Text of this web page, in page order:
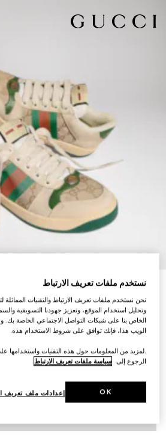
Virtual Try-On
€ 1.025
نستخدم ملفات تعريف الارتباط
نحن نستخدم ملفات تعريف الارتباط والتقنيات المماثلة
وتحليل استخدام الموقع، وتعزيز جهودنا التسويقية
الخاص بنا على شبكات التواصل الاجتماعي الخاصة بك.
الويب هذا، فإنك توافق على شروط الاستخدام هذه.
.لمزيد من المعلومات حول هذه التقنيات واستخدامها
الرجوع إلى سياسة ملفات تعريف الارتباط
إعدادات ملف تعريف OK